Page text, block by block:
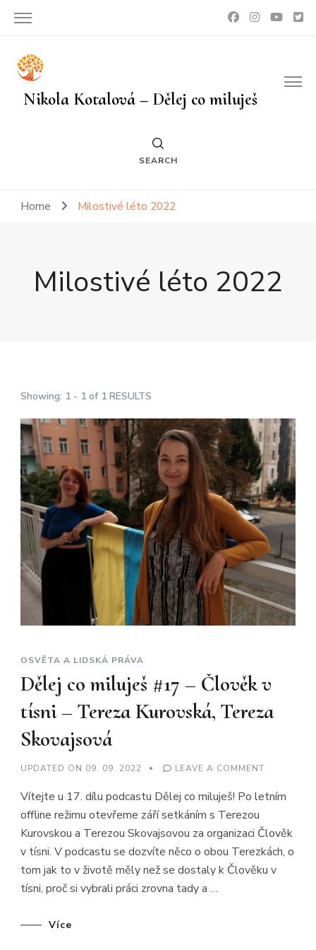
Nikola Kotalová – Dělej co miluješ
SEARCH
Home Milostivé léto 2022
Milostivé léto 2022
Showing: 1 - 1 of 1 RESULTS
OSVĚTA A LIDSKÁ PRÁVA
Dělej co miluješ #17 – Člověk v
tísni – Tereza Kurovská, Tereza
Skovajsová
UPDATED ON 09. 09. 2022 LEAVE A COMMENT
MILUJEŠ
ČLOVĚK
V
TÍSNI
–
TEREZA
Vítejte u 17. dílu podcastu Dělej co miluješ! Po letním
offline režimu otevřeme září setkáním s Terezou
Kurovskou a Terezou Skovajsovou za organizaci Člověk
v tísni. V podcastu se dozvíte něco o obou Terezkách, o
tom jak to v životě měly než se dostaly k Člověku v
tísni, proč si vybrali práci zrovna tady a …
Více